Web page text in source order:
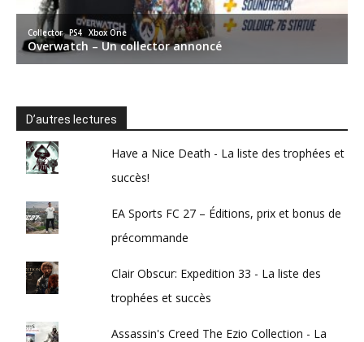
D’autres lectures
Have a Nice Death - La liste des trophées et
succès!
EA Sports FC 27 – Éditions, prix et bonus de
précommande
Clair Obscur: Expedition 33 - La liste des
trophées et succès
Assassin's Creed The Ezio Collection - La